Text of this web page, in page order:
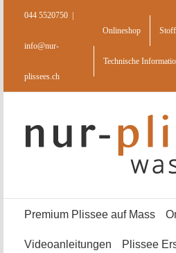
044 5520750
info@nur-
plissees.ch
Onlineshop
Technische
Premium Plissee auf Mass
Videoanleitungen Plissee